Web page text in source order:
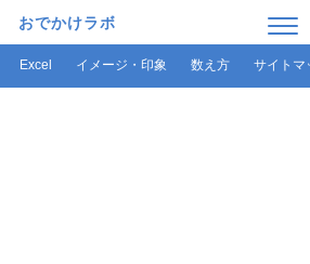
おでかけラボ
Excel イメージ・印象 数え方 サイトマ